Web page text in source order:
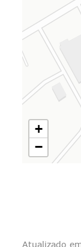
+
−
Atualizado